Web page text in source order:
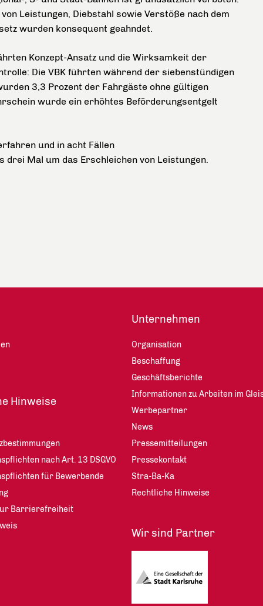
Leistungen, Diebstahl sowie Verstöße nach dem
wurden konsequent geahndet.
Konzept-Ansatz und die Wirksamkeit der
Die VBK führten während der siebenstündigen
3,3 Prozent der Fahrgäste ohne gültigen
wurde ein erhöhtes Beförderungsentgelt
und in acht Fällen
Mal um das Erschleichen von Leistungen.
Hinweise
nach Art. 13 DSGVO
für Bewerbende
Barrierefreiheit
Unternehmen
Organisation
Beschaffung
Geschäftsberichte
Informationen zu Arbeiten im
Werbepartner
News
Pressemitteilungen
Pressekontakt
Stra-Ba-Ka
Rechtliche Hinweise
Wir sind Partner